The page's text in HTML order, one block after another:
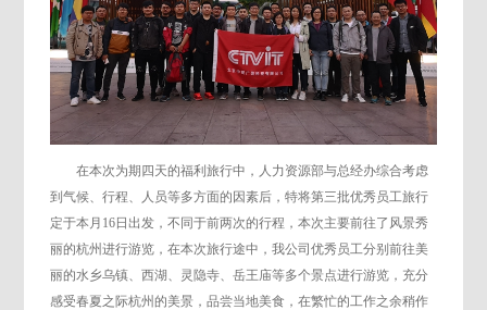
在本次为期四天的福利旅行中，人力资源部与总经办综合考虑
到气候、行程、人员等多方面的因素后，特将第三批优秀员工旅行
定于本月16日出发，不同于前两次的行程，本次主要前往了风景秀
丽的杭州进行游览，在本次旅行途中，我公司优秀员工分别前往美
丽的水乡乌镇、西湖、灵隐寺、岳王庙等多个景点进行游览，充分
感受春夏之际杭州的美景，品尝当地美食，在繁忙的工作之余稍作